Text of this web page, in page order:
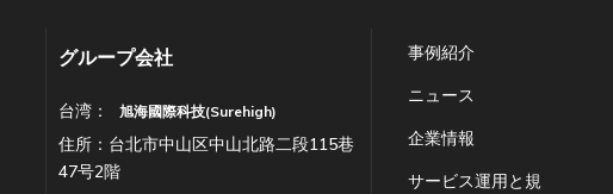
グループ会社
台湾： 旭海國際科技(Surehigh)
住所：台北市中山区中山北路二段115巷
47号2階
事例紹介
ニュース
企業情報
サービス運用と規